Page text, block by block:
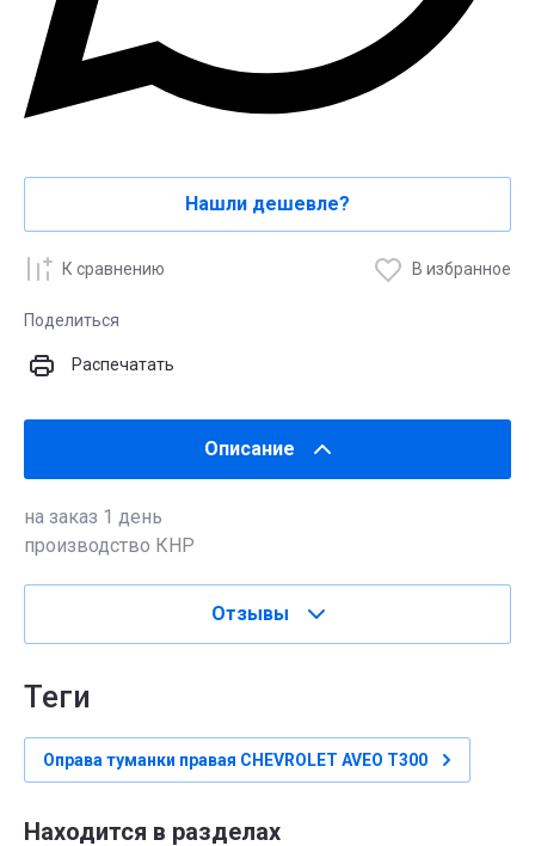
Нашли дешевле?
К сравнению В избранное
Поделиться
Распечатать
Описание
на заказ 1 день
производство КНР
Отзывы
теги
Оправа туманки правая CHEVROLET AVEO Т300
Находится в разделах